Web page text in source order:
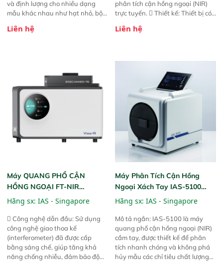
và định lượng cho nhiều dạng
mẫu khác nhau như hạt nhỏ, bột,
này cho phép bất kỳ ai cũng có
thức ăn chăn nuôi, nguyên liệu
thực phẩm, nông sản,..
Liên hệ
phân tích cận hồng ngoại (NIR)
trực tuyến.  Thiết kế: Thiết bị có
hỗ trợ tản nhiệt tăng cường và đã
năng theo dõi thông số theo thời
gian thực và trực quan hóa dữ
liệu để tăng chỉ số ROI cho doanh
Liên hệ
Máy QUANG PHỔ CẬN
HỒNG NGOẠI FT-NIR
Analyzer Vista-R
Hãng sx: IAS - Singapore
 Công nghệ dẫn đầu: Sử dụng
công nghệ giao thoa kế
(interferometer) đã được cấp
bằng sáng chế, giúp tăng khả
năng chống nhiễu, đảm bảo độ
Máy Phân Tích Cận Hồng
Ngoại Xách Tay IAS-5100
(Portable NIR Analyzer)
Hãng sx: IAS - Singapore
Mô tả ngắn: IAS-5100 là máy
quang phổ cận hồng ngoại (NIR)
cầm tay, được thiết kế để phân
tích nhanh chóng và không phá
hủy mẫu các chỉ tiêu chất lượng